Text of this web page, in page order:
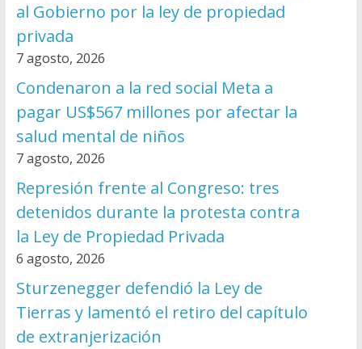
al Gobierno por la ley de propiedad
privada
7 agosto, 2026
Condenaron a la red social Meta a
pagar US$567 millones por afectar la
salud mental de niños
7 agosto, 2026
Represión frente al Congreso: tres
detenidos durante la protesta contra
la Ley de Propiedad Privada
6 agosto, 2026
Sturzenegger defendió la Ley de
Tierras y lamentó el retiro del capítulo
de extranjerización